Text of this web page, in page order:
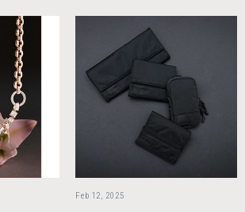
Feb 12, 2025